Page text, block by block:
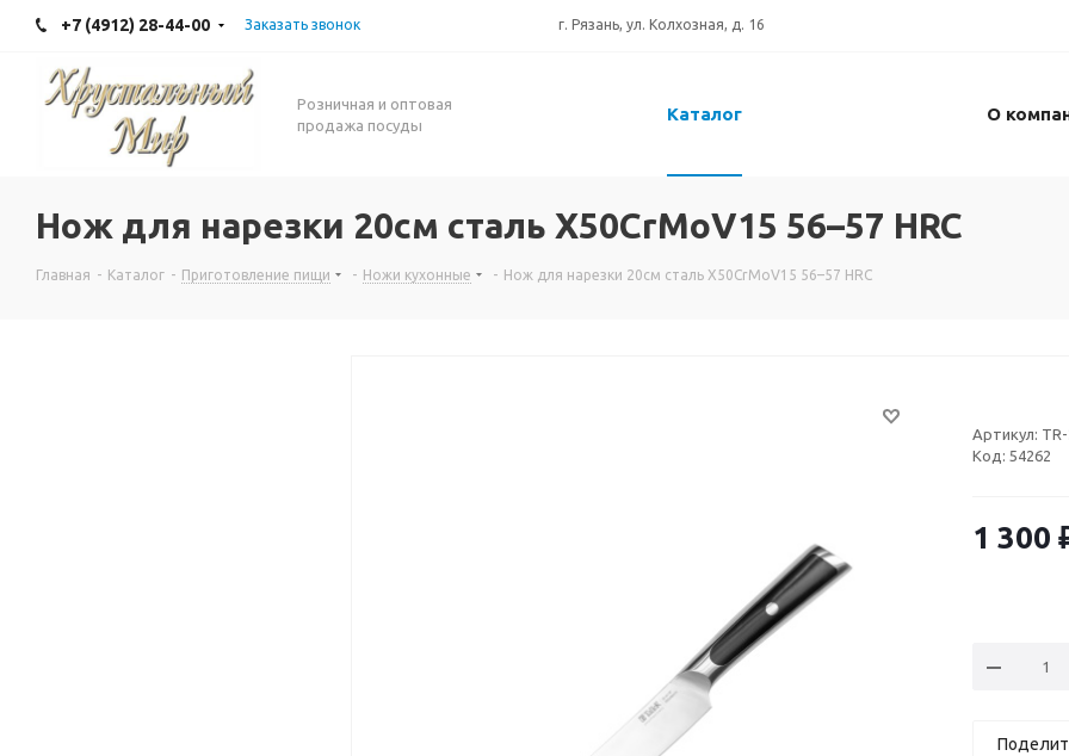
+7 (4912) 28-44-00 Заказать звонок г. Рязань, ул. Колхозная, д. 16
Розничная и оптовая
продажа посуды
Каталог О
Нож для нарезки 20см сталь X50CrMoV15 56–57 HRC
Главная - Каталог - Приготовление пищи - Ножи кухонные - Нож для нарезки 20см сталь X50CrMoV15 56–57 HRC
Артикул:
Код: 54262
1 300